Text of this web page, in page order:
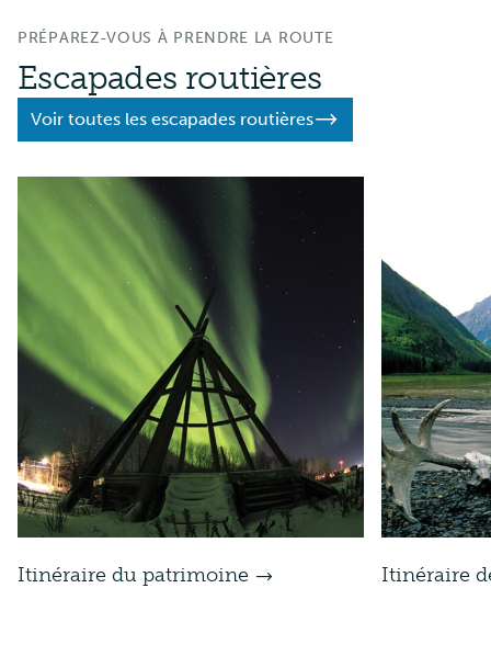
PRÉPAREZ-VOUS À PRENDRE LA ROUTE
Escapades routières
Voir toutes les escapades routières
Itinéraire du patrimoine Itinéraire